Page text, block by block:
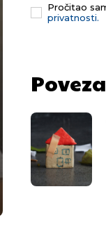
Pročitao
privatnosti.